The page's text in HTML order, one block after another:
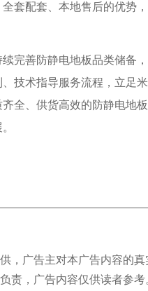
套配套、本地售后的优势
善防静电地板品类储备
技术指导服务流程，立足
全、供货高效的防静电地
广告主对本广告内容的真
责，广告内容仅供读者参考